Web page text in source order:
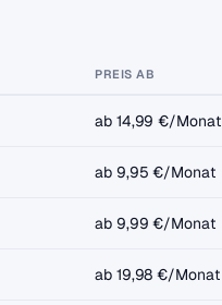
PREIS AB
ab 14,99 €/Monat
ab 9,95 €/Monat
ab 9,99 €/Monat
ab 19,98 €/Monat